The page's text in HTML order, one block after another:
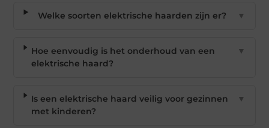
Welke soorten elektrische haarden zijn er? ▼
Hoe eenvoudig is het onderhoud van een
elektrische haard?
▼
Is een elektrische haard veilig voor gezinnen
met kinderen?
▼